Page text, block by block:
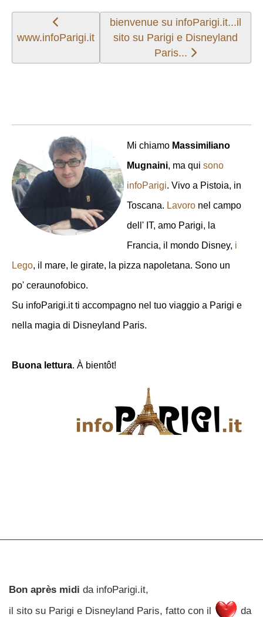
Articolo precedente: www.infoParigi.it
www.infoParigi.it
Articolo successivo: bienvenue
bienvenue su infoParigi.it...il
sito su Parigi e Disneyland
Paris...
Mi chiamo Massimiliano
Mugnaini, ma qui sono
infoParigi. Vivo a Pistoia, in
Toscana. Lavoro nel campo
dell' IT, amo Parigi, la
Francia, il mondo Disney, i
Lego, il mare, le girate, la pizza napoletana. Sono un
po' ceraunofobico.
Su infoParigi.it ti accompagno nel tuo viaggio a Parigi e
nella magia di Disneyland Paris.
Buona lettura. À bientôt!
Bon après midi da infoParigi.it,
il sito su Parigi e Disneyland Paris, fatto con il
da